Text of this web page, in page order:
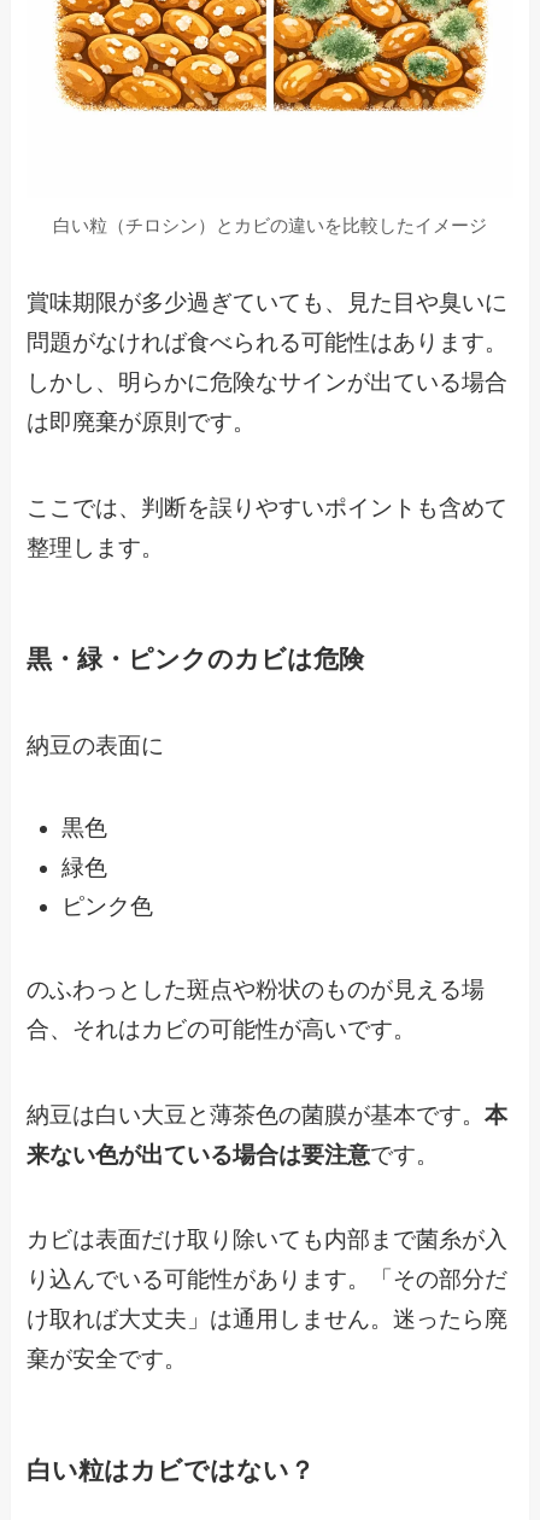
白い粒（チロシン）とカビの違いを比較したイメージ
賞味期限が多少過ぎていても、見た目や臭いに
問題がなければ食べられる可能性はあります。
しかし、明らかに危険なサインが出ている場合
は即廃棄が原則です。
ここでは、判断を誤りやすいポイントも含めて
整理します。
黒・緑・ピンクのカビは危険
納豆の表面に
黒色
緑色
ピンク色
のふわっとした斑点や粉状のものが見える場
合、それはカビの可能性が高いです。
納豆は白い大豆と薄茶色の菌膜が基本です。本
来ない色が出ている場合は要注意です。
カビは表面だけ取り除いても内部まで菌糸が入
り込んでいる可能性があります。「その部分だ
け取れば大丈夫」は通用しません。迷ったら廃
棄が安全です。
白い粒はカビではない？